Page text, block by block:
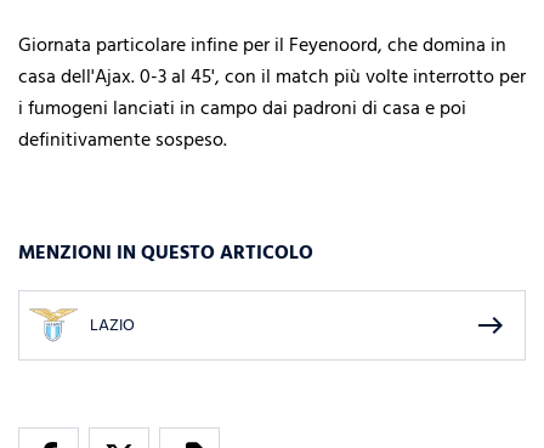
Giornata particolare infine per il Feyenoord, che domina in
casa dell'Ajax. 0-3 al 45', con il match più volte interrotto per
i fumogeni lanciati in campo dai padroni di casa e poi
definitivamente sospeso.
MENZIONI IN QUESTO ARTICOLO
LAZIO east